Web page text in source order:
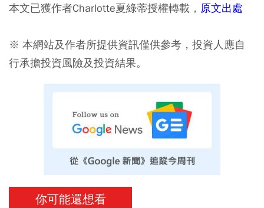
本文已獲作者Charlotte夏綠蒂授權轉載， 原文出處
※ 本網站及作者所提供資訊僅供參考，投資人應自
行承擔投資風險及投資結果。
你可能還想看